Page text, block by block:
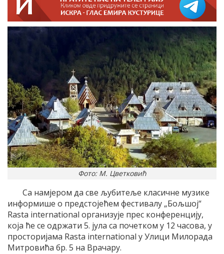
Фото: М. Цветковић
Са намјером да све љубитеље класичне музике
информише о предстојећем фестивалу „Бољшој“
Rasta international организује прес конференцију,
која ће се одржати 5. јула са почетком у 12 часова, у
просторијама Rasta international у Улици Милорада
Митровића бр. 5 на Врачару.